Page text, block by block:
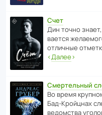
Счет
Дин точно
ва­ется
отли­чные
‹Далее›
Смертельный
Во время
Бад‑Крой­цнах
ведомства